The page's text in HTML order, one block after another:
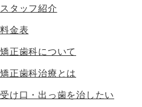
スタッフ紹介
料金表
矯正歯科について
矯正歯科治療とは
受け口・出っ歯を治したい